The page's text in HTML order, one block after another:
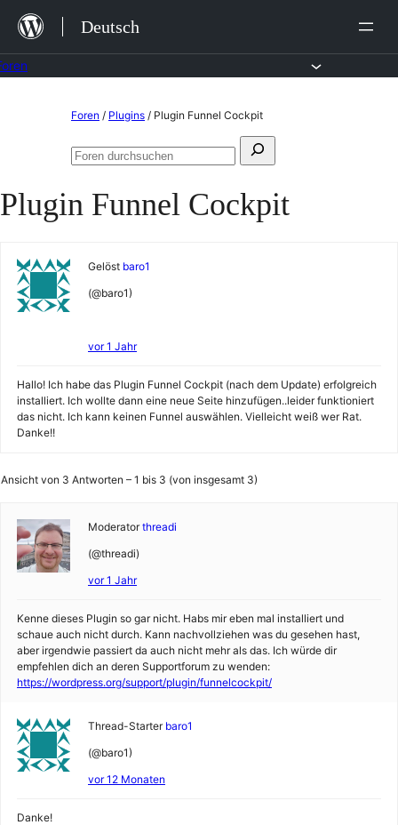
Zum
Inhalt
springen
Deutsch
Foren / Plugins / Plugin Funnel Cockpit
Suchen
Foren
Plugin Funnel Cockpit
Gelöst baro1
(@baro1)
vor 1 Jahr
Hallo! Ich habe das Plugin Funnel Cockpit (nach dem Update) erfolgreich
installiert. Ich wollte dann eine neue Seite hinzufügen..leider funktioniert
das nicht. Ich kann keinen Funnel auswählen. Vielleicht weiß wer Rat.
Danke!!
Ansicht von 3 Antworten – 1 bis 3 (von insgesamt 3)
Moderator threadi
(@threadi)
vor 1 Jahr
Kenne dieses Plugin so gar nicht. Habs mir eben mal installiert und
schaue auch nicht durch. Kann nachvollziehen was du gesehen hast,
aber irgendwie passiert da auch nicht mehr als das. Ich würde dir
empfehlen dich an deren Supportforum zu wenden:
https://wordpress.org/support/plugin/funnelcockpit/
Thread-Starter baro1
(@baro1)
vor 12 Monaten
Danke!